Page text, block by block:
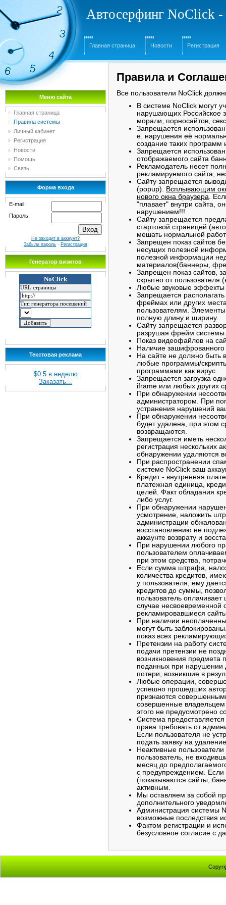
Автосерфинг NoClick -
Главная страница Новости Регистрация
Меню сайта
Главная страница
Правила системы
Личный кабинет
Регистрация
Новости
Помощь
Связь
Форма входа
E-mail:
Пароль:
Не заходит в аккаунт?
Забыли пароль · Регистрация
Генератор визитов
Текстовая реклама
$0.5 в неделю
Заказать...
Правила и
Все пользователи NoClick
В системе NoClick могут
нарушающих Российское
морали, порносайтов,
Запрещается
е. нарушения её
создание таких программ
Запрещается
отображаемого сайта
Рекламодатель несет
рекламируемого сайта,
Сайту запрещается
(popup). Всплывающим
нового окна браузера.
"плавает" внутри сайта,
нарушением!!!
Сайту запрещается
стартовой страницей
мешать нормальной
Запрещен показ сайтов
несущих полезной
полезной информации
материалов(баннеры,
Запрещен показ сайтов,
скрытно от пользователя
Любые звуковые
Запрещается
фреймах или других
пользователям.
полную длину и ширину.
Сайту запрещается
разрушая фрейм системы.
Показ видеофайлов на
Наличие
На сайте не должно быть
любые программы/
программами как вирус.
Запрещается загрузка
iframe или любых других
При обнаружении
администратором. При
устранения нарушений
При обнаружении
будет удалена, при этом
возвращаются.
Запрещается иметь
регистрация нескольких
обнаружении удаляются
При распространении
системе NoClick ваш
Кредит - внутренняя
платежная единица,
целей. Факт обладания
либо услуг.
При обнаружении
усмотрение, наложить
администрации
восстановлению не
аккаунте возврату и
При нарушении любого
пользователем
при этом средства,
Если сумма штрафа,
количества кредитов,
у пользователя, ему
кредитов до суммы,
пользователь
случае несвоевременной
рекламировавшиеся
При наличии
могут быть
показ всех
Претензии на работу
подачи претензии не
возникновения предмета
поданных при нарушении
потери, возникшие в
Любые операции,
успешно прошедших
признаются
совершенные владельцем
этого не предусмотрено
Система
права требовать от
Если пользователя не
подать заявку на
Неактивные
пользователь, не
месяц до
с предупреждением. Если
(показываются сайты,
активным.
Мы оставляем за собой
дополнительного
Администрация системы
возможные последствия
Фактом регистрации и
безусловное согласие с